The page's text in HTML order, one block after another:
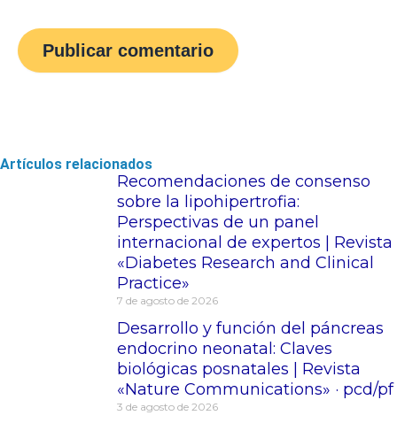
Artículos relacionados
Recomendaciones de consenso
sobre la lipohipertrofia:
Perspectivas de un panel
internacional de expertos | Revista
«Diabetes Research and Clinical
Practice»
7 de agosto de 2026
Desarrollo y función del páncreas
endocrino neonatal: Claves
biológicas posnatales | Revista
«Nature Communications» · pcd/pf
3 de agosto de 2026